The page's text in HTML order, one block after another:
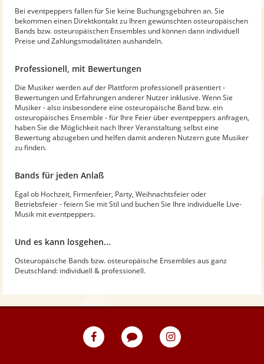
Bei eventpeppers fallen für Sie keine Buchungsgebühren an. Sie
bekommen einen Direktkontakt zu Ihren gewünschten osteuropäischen
Bands bzw. osteuropäischen Ensembles und können dann individuell
Preise und Zahlungsmodalitäten aushandeln.
Professionell, mit Bewertungen
Die Musiker werden auf der Plattform professionell präsentiert -
Bewertungen und Erfahrungen anderer Nutzer inklusive. Wenn Sie
Musiker - also insbesondere eine osteuropäische Band bzw. ein
osteuropäisches Ensemble - für Ihre Feier über eventpeppers anfragen,
haben Sie die Möglichkeit nach Ihrer Veranstaltung selbst eine
Bewertung abzugeben und helfen damit anderen Nutzern gute Musiker
zu finden.
Bands für jeden Anlaß
Egal ob Hochzeit, Firmenfeier, Party, Weihnachtsfeier oder
Betriebsfeier - feiern Sie mit Stil und buchen Sie Ihre individuelle Live-
Musik mit eventpeppers.
Und es kann losgehen...
Osteuropäische Bands bzw. osteuropäische Ensembles aus ganz
Deutschland: individuell & professionell.
eventpeppers
Blog
eventpeppers